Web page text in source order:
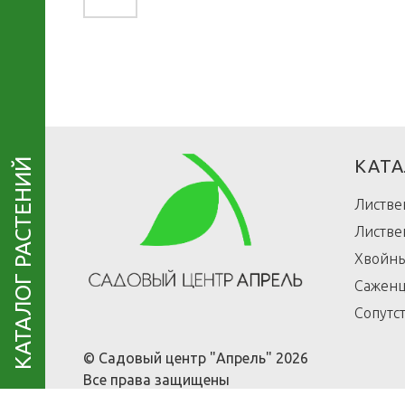
КАТАЛОГ РАСТЕНИЙ
© Садовый центр "Апрель" 2026
Все права защищены